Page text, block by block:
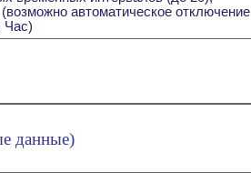
автоматическое отключение
Час)
данные)